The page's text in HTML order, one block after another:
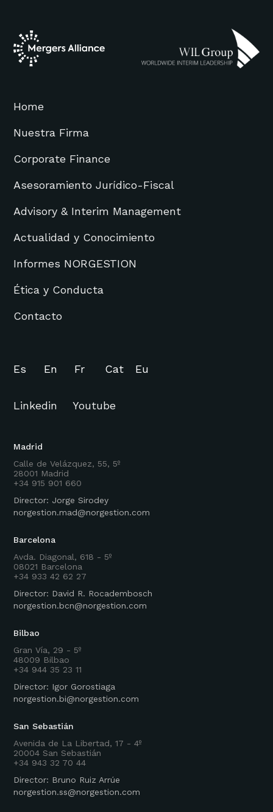
Home
Nuestra Firma
Corporate Finance
Asesoramiento Jurídico-Fiscal
Advisory & Interim Management
Actualidad y Conocimiento
Informes NORGESTION
Ética y Conducta
Contacto
Madrid
Calle de Velázquez, 55, 5º
28001 Madrid
+34 915 901 660
Director: Jorge Sirodey
norgestion.mad@norgestion.com
Barcelona
Avda. Diagonal, 618 - 5º
08021 Barcelona
+34 933 42 62 27
Director: David R. Rocadembosch
norgestion.bcn@norgestion.com
Bilbao
Gran Vía, 29 - 5º
48009 Bilbao
+34 944 35 23 11
Director: Igor Gorostiaga
norgestion.bi@norgestion.com
San Sebastián
Avenida de La Libertad, 17 - 4º
20004 San Sebastián
+34 943 32 70 44
Director: Bruno Ruiz Arrúe
norgestion.ss@norgestion.com
Es En Fr Cat Eu
Linkedin Youtube